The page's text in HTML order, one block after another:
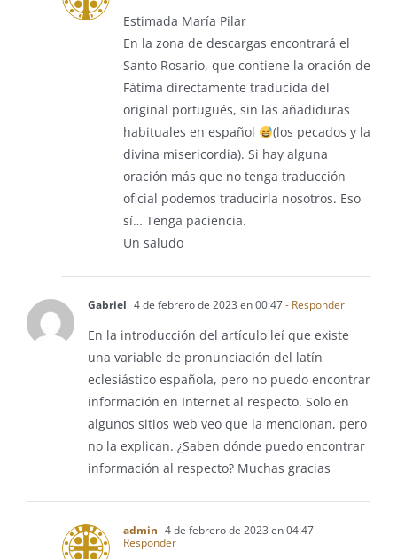
Estimada María Pilar
En la zona de descargas encontrará el
Santo Rosario, que contiene la oración de
Fátima directamente traducida del
original portugués, sin las añadiduras
habituales en español
(los pecados y la
divina misericordia). Si hay alguna
oración más que no tenga traducción
oficial podemos traducirla nosotros. Eso
sí… Tenga paciencia.
Un saludo
Gabriel 4 de febrero de 2023 en 00:47- Responder
En la introducción del artículo leí que existe
una variable de pronunciación del latín
eclesiástico española, pero no puedo encontrar
información en Internet al respecto. Solo en
algunos sitios web veo que la mencionan, pero
no la explican. ¿Saben dónde puedo encontrar
información al respecto? Muchas gracias
admin 4 de febrero de 2023 en 04:47-
Responder